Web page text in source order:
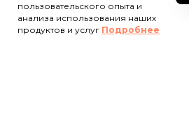
пользовательского опыта и
анализа использования наших
продуктов и услуг Подробнее